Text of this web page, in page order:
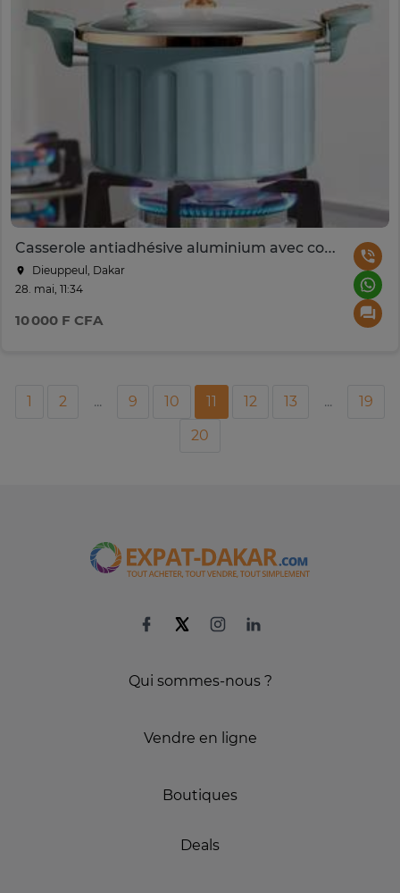
Casserole antiadhésive aluminium avec couvercle verre
Dieuppeul, Dakar
28. mai, 11:34
10 000 F CFA
1 2 ... 9 10 11 12 13 ...
19
20
Qui sommes-nous ?
Vendre en ligne
Boutiques
Deals